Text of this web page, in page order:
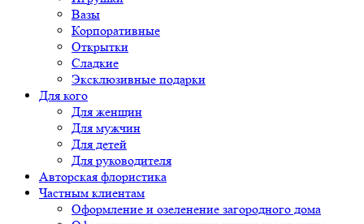
Вазы
Корпоративные
Открытки
Сладкие
Эксклюзивные подарки
Для кого
Для женщин
Для мужчин
Для детей
Для руководителя
Авторская флористика
Частным клиентам
Оформление и озеленение загородного дома